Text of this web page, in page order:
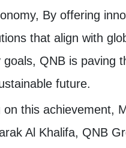
By offering
that align with
goals, QNB is paving
future.
on this achievement,
Al Khalifa, QNB